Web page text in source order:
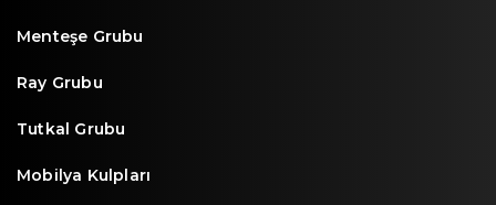
Menteşe Grubu
Ray Grubu
Tutkal Grubu
Mobilya Kulpları